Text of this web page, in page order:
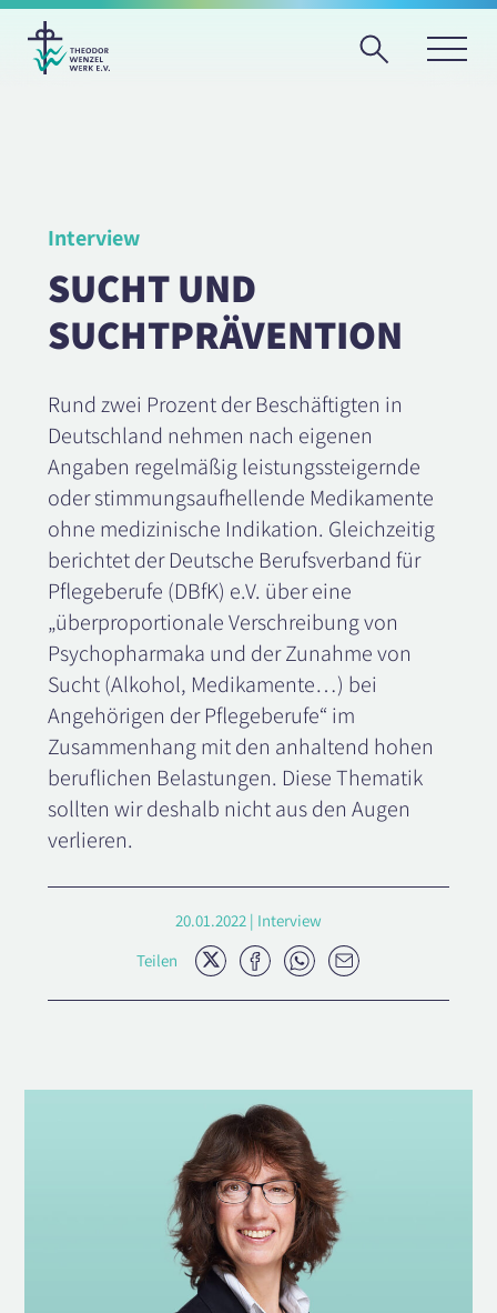
Interview
SUCHT UND
SUCHTPRÄVENTION
Rund zwei Prozent der Beschäftigten in
Deutschland nehmen nach eigenen
Angaben regelmäßig leistungssteigernde
oder stimmungsaufhellende Medikamente
ohne medizinische Indikation. Gleichzeitig
berichtet der Deutsche Berufsverband für
Pflegeberufe (DBfK) e.V. über eine
„überproportionale Verschreibung von
Psychopharmaka und der Zunahme von
Sucht (Alkohol, Medikamente…) bei
Angehörigen der Pflegeberufe“ im
Zusammenhang mit den anhaltend hohen
beruflichen Belastungen. Diese Thematik
sollten wir deshalb nicht aus den Augen
verlieren.
20.01.2022 | Interview
Teilen
TwitterFacebook
Whatsapp
E-